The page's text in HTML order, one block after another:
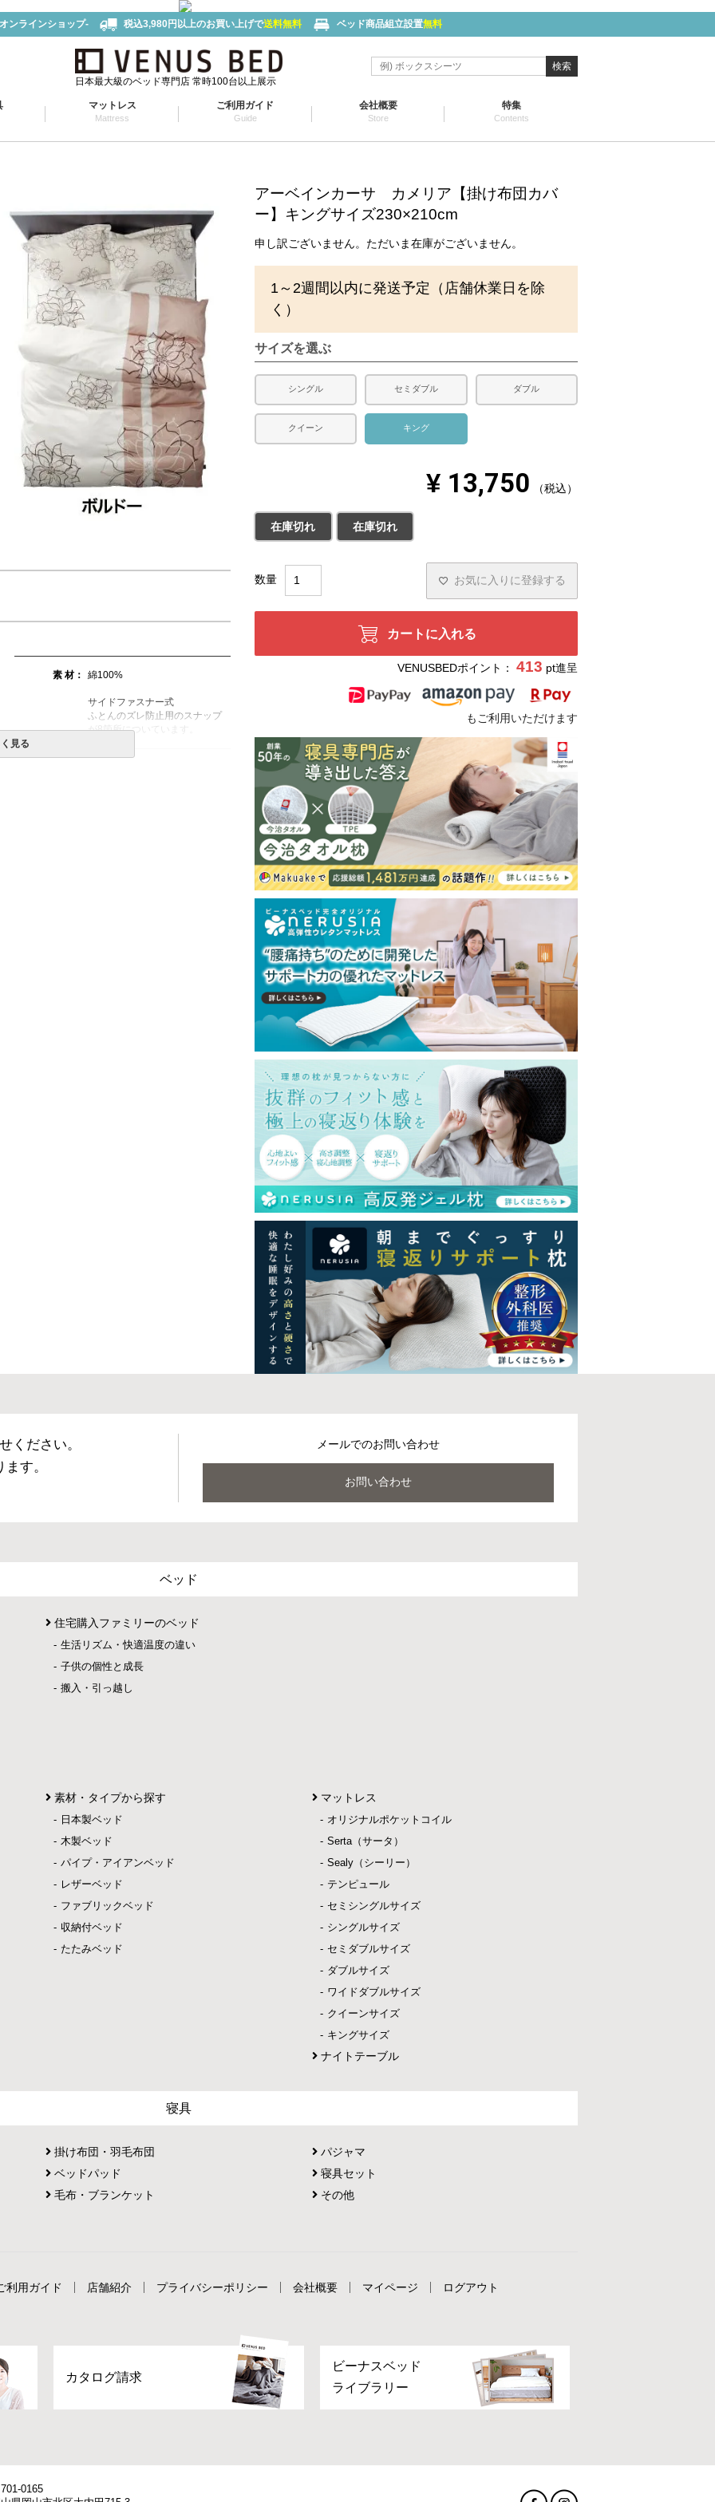
ンラインショップ- 税込3,980円以上のお買い上げで送料無料 ベッド商品組立設置無料
日本最大級のベッド専門店 常時100台以上展示
検索
マットレス
Mattress
ご利用ガイド
Guide
会社概要
Store
特集
Contents
素 材 綿100%
サイドファスナー式
ふとんのズレ防止用のスナップ
が8箇所についています。
見る
アーベインカーサ カメリア【掛け布団カバ
ー】キングサイズ230×210cm
申し訳ございません。ただいま在庫がございません。
1～2週間以内に発送予定（店舗休業日を除
く）
サイズを選ぶ
シングル セミダブル ダブル
クイーン キング
¥ 13,750 税込
ブラック
在庫切れ ボルドー
在庫切れ
お気に入りに登録する
カートに入れる
VENUSBEDポイント： 413 pt進呈
もご利用いただけます
ください。
す。
メールでのお問い合わせ
お問い合わせ
ベッド
住宅購入ファミリーのベッド
生活リズム・快適温度の違い
子供の個性と成長
搬入・引っ越し
素材・タイプから探す
日本製ベッド
木製ベッド
パイプ・アイアンベッド
レザーベッド
ファブリックベッド
収納付ベッド
たたみベッド
マットレス
オリジナルポケットコイル
Serta（サータ）
Sealy（シーリー）
テンピュール
セミシングルサイズ
シングルサイズ
セミダブルサイズ
ダブルサイズ
ワイドダブルサイズ
クイーンサイズ
キングサイズ
ナイトテーブル
寝具
掛け布団・羽毛布団
ベッドパッド
毛布・ブランケット
パジャマ
寝具セット
その他
利用ガイド 店舗紹介 プライバシーポリシー 会社概要 マイページ ログアウト
カタログ請求
ビーナスベッド
ライブラリー
0165